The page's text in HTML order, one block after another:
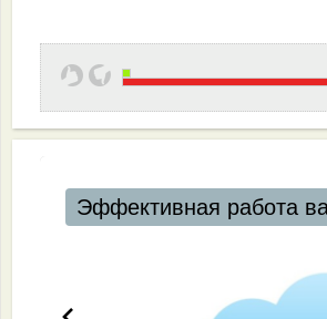
Эффективная работа